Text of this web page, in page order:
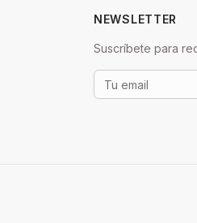
NEWSLETTER
Suscríbete para